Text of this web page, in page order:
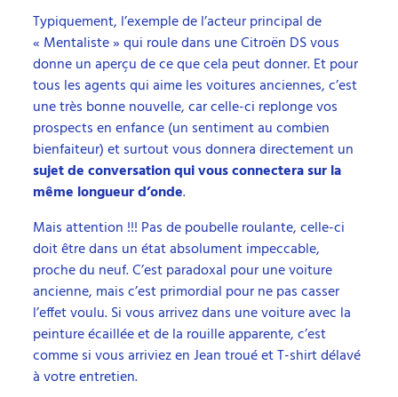
Typiquement, l’exemple de l’acteur principal de
« Mentaliste » qui roule dans une Citroën DS vous
donne un aperçu de ce que cela peut donner. Et pour
tous les agents qui aime les voitures anciennes, c’est
une très bonne nouvelle, car celle-ci replonge vos
prospects en enfance (un sentiment au combien
bienfaiteur) et surtout vous donnera directement un
sujet de conversation qui vous connectera sur la
même longueur d’onde.
Mais attention !!! Pas de poubelle roulante, celle-ci
doit être dans un état absolument impeccable,
proche du neuf. C’est paradoxal pour une voiture
ancienne, mais c’est primordial pour ne pas casser
l’effet voulu. Si vous arrivez dans une voiture avec la
peinture écaillée et de la rouille apparente, c’est
comme si vous arriviez en Jean troué et T-shirt délavé
à votre entretien.